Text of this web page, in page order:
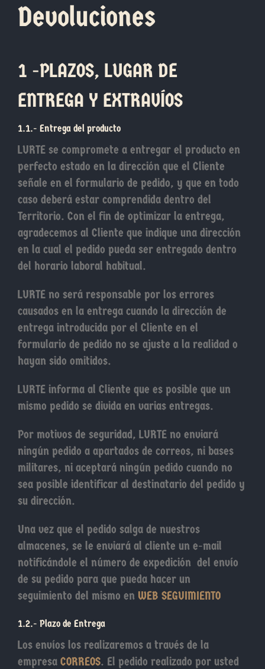
Devoluciones
1 -PLAZOS, LUGAR DE
ENTREGA Y EXTRAVÍOS
1.1.- Entrega del producto
LURTE se compromete a entregar el producto en
perfecto estado en la dirección que el Cliente
señale en el formulario de pedido, y que en todo
caso deberá estar comprendida dentro del
Territorio. Con el fin de optimizar la entrega,
agradecemos al Cliente que indique una dirección
en la cual el pedido pueda ser entregado dentro
del horario laboral habitual.
LURTE no será responsable por los errores
causados en la entrega cuando la dirección de
entrega introducida por el Cliente en el
formulario de pedido no se ajuste a la realidad o
hayan sido omitidos.
LURTE informa al Cliente que es posible que un
mismo pedido se divida en varias entregas.
Por motivos de seguridad, LURTE no enviará
ningún pedido a apartados de correos, ni bases
militares, ni aceptará ningún pedido cuando no
sea posible identificar al destinatario del pedido y
su dirección.
Una vez que el pedido salga de nuestros
almacenes, se le enviará al cliente un e-mail
notificándole el número de expedición del envío
de su pedido para que pueda hacer un
seguimiento del mismo en WEB SEGUIMIENTO
1.2.- Plazo de Entrega
Los envíos los realizaremos a través de la
empresa CORREOS. El pedido realizado por usted